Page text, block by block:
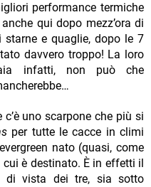
performance termiche
qui dopo mezz’ora di
e quaglie, dopo le 7
davvero troppo! La loro
infatti, non può che
c’è uno scarpone che più si
per tutte le cacce in climi
nato (quasi, come
è destinato. È in effetti il
vista dei tre, sia sotto